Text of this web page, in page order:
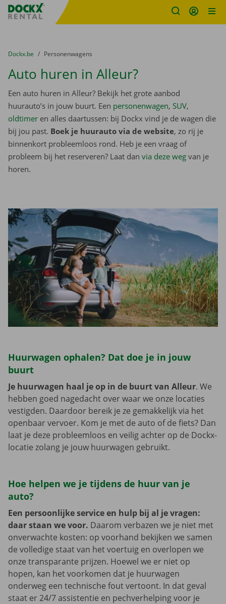
Fratello DEMO
U bevindt zich hier:
van
Dockx.be naar
Personenwagens
Auto huren in Alleur?
Een auto huren in Alleur? Bekijk het grote aanbod
huurauto’s in jouw buurt. Een personenwagen, SUV,
oldtimer en alles daartussen: bij Dockx vind je de wagen die
bij jou past. Boek je huurauto via de website, zo rij je
binnenkort probleemloos rond. Heb je een vraag of
probleem bij het reserveren? Laat dan via deze weg van je
horen.
Huurwagen ophalen? Dat doe je in jouw
buurt
Je huurwagen haal je op in de buurt van Alleur. We
hebben goed nagedacht over waar we onze locaties
vestigden. Daardoor bereik je ze gemakkelijk via het
openbaar vervoer. Kom je met de auto of de fiets? Dan
laat je deze probleemloos en veilig achter op de Dockx-
locatie zolang je jouw huurwagen gebruikt.
Hoe helpen we je tijdens de huur van je
auto?
Een persoonlijke service en hulp bij al je vragen:
daar staan we voor. Daarom verbazen we je niet met
onverwachte kosten: op voorhand bekijken we samen
de volledige staat van het voertuig en overlopen we
onze transparante prijzen. Hoewel we er niet op
hopen, kan het voorkomen dat je huurwagen
onderweg een technische fout vertoont. In dat geval
staat er 24/7 assistentie en pechverhelping voor je